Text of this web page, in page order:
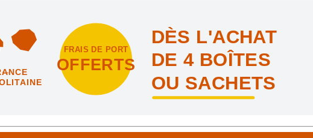
FRAIS DE PORT
OFFERTS
DÈS L'ACHAT
DE 4 BOÎTES
OU SACHETS
les frais de port en France métropolitaine !